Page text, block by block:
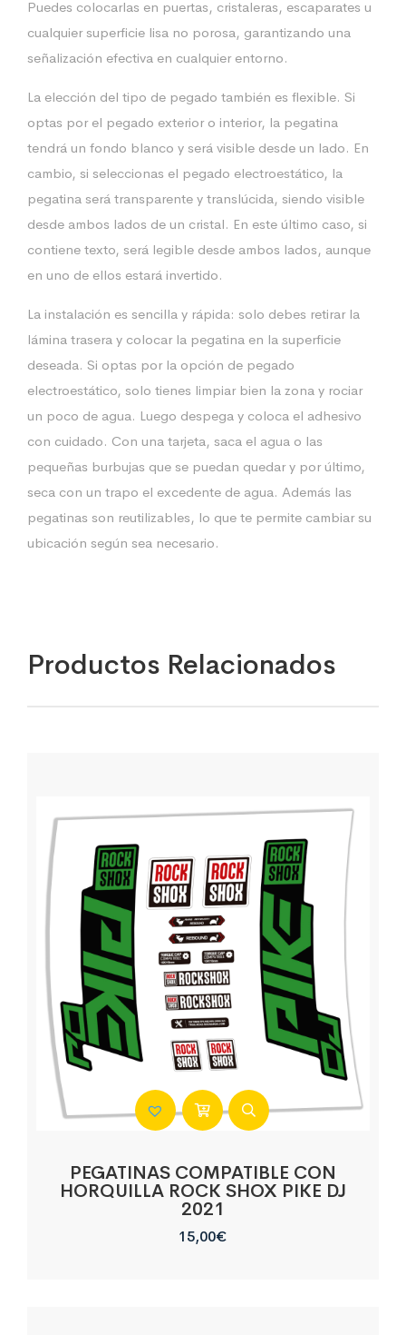
Puedes colocarlas en puertas, cristaleras, escaparates u
cualquier superficie lisa no porosa, garantizando una
señalización efectiva en cualquier entorno.
La elección del tipo de pegado también es flexible. Si
optas por el pegado exterior o interior, la pegatina
tendrá un fondo blanco y será visible desde un lado. En
cambio, si seleccionas el pegado electroestático, la
pegatina será transparente y translúcida, siendo visible
desde ambos lados de un cristal. En este último caso, si
contiene texto, será legible desde ambos lados, aunque
en uno de ellos estará invertido.
La instalación es sencilla y rápida: solo debes retirar la
lámina trasera y colocar la pegatina en la superficie
deseada. Si optas por la opción de pegado
electroestático, solo tienes limpiar bien la zona y rociar
un poco de agua. Luego despega y coloca el adhesivo
con cuidado. Con una tarjeta, saca el agua o las
pequeñas burbujas que se puedan quedar y por último,
seca con un trapo el excedente de agua. Además las
pegatinas son reutilizables, lo que te permite cambiar su
ubicación según sea necesario.
Productos Relacionados
PEGATINAS COMPATIBLE CON
HORQUILLA ROCK SHOX PIKE DJ
2021
15,00€